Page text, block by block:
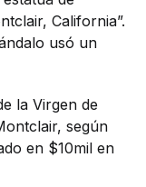
California”.
usó un
la Virgen de
según
en $10mil en